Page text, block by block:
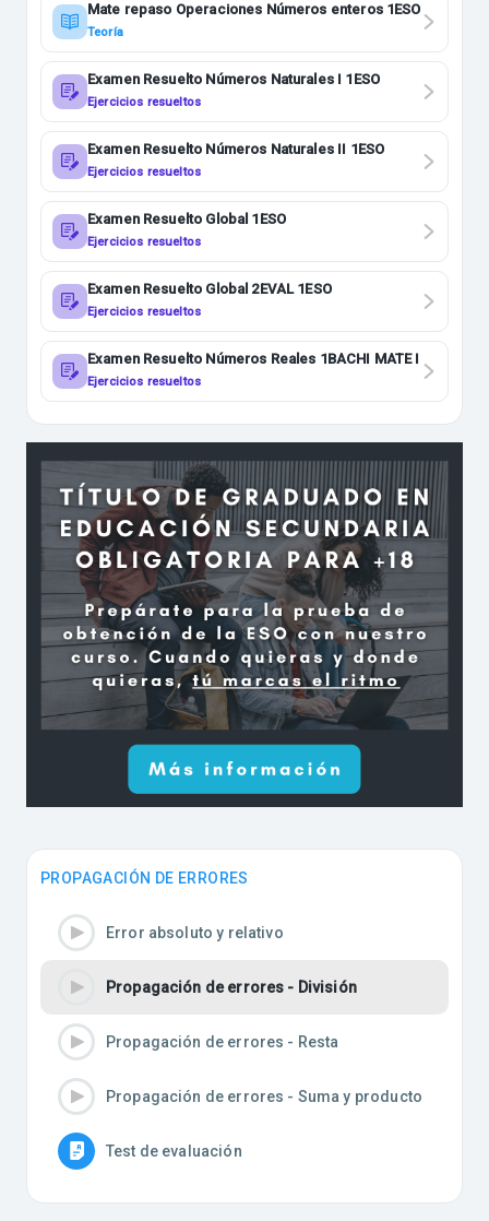
Mate repaso Operaciones Números enteros 1ESO
Teoría
Examen Resuelto Números Naturales I 1ESO
Ejercicios resueltos
Examen Resuelto Números Naturales II 1ESO
Ejercicios resueltos
Examen Resuelto Global 1ESO
Ejercicios resueltos
Examen Resuelto Global 2EVAL 1ESO
Ejercicios resueltos
Examen Resuelto Números Reales 1BACHI MATE I
Ejercicios resueltos
PROPAGACIÓN DE ERRORES
Error absoluto y relativo
Propagación de errores - División
Propagación de errores - Resta
Propagación de errores - Suma y producto
Test de evaluación